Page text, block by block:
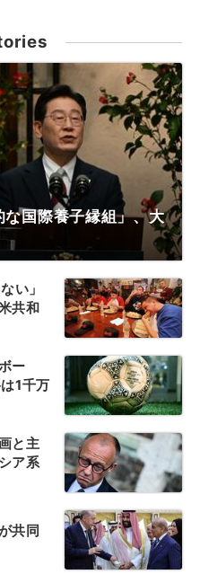
国際養子縁組」、大
い」
共和
ー
1千万
と主
ア系
共同